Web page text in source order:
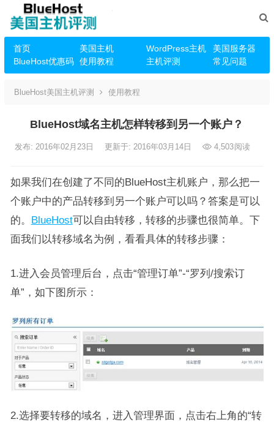
首页 美国主机 WordPress主机
美国服务器
BlueHost优惠码
使用教程 主机评测 常见问题
BlueHost美国主机评测 使用教程
BlueHost域名主机怎样转移到另一个账户？
发布: 2016年02月23日 更新于: 2016年03月14日 4,503阅读
如果我们在创建了不同的BlueHost主机账户，那么把一
个账户中的产品转移到另一个账户可以吗？答案是可以
的。 BlueHost可以自由转移，转移的步骤也很简单。下
面我们以转移域名为例，看看具体的转移步骤：
1.进入会员管理后台，点击“管理订单”-“罗列/搜索订
单”，如下图所示：
2.选择要转移的域名，进入管理界面，点击右上角的“转